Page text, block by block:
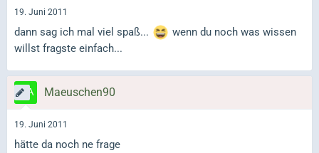
19. Juni 2011
dann sag ich mal viel spaß...
wenn du noch was wissen
willst fragste einfach...
Maeuschen90
19. Juni 2011
hätte da noch ne frage